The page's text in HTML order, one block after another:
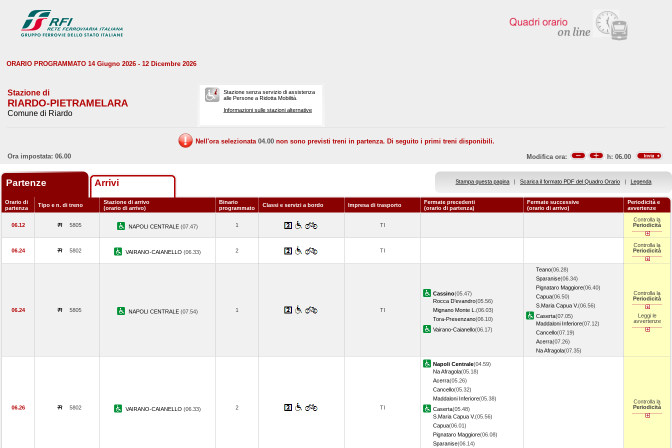
ORARIO PROGRAMMATO 14 Giugno 2026 - 12 Dicembre 2026
Stazione di
RIARDO-PIETRAMELARA
Comune di Riardo
Stazione senza servizio di assistenza
alle Persone a Ridotta Mobilità.
Informazioni sulle stazioni alternative
Nell'ora selezionata 04.00 non sono previsti treni in partenza. Di seguito i primi treni disponibili.
Ora impostata: 06.00
Modifica ora: h: 06.00
Partenze Arrivi Stampa questa pagina | Scarica il formato PDF del Quadro Orario | Legenda
Orario di
partenza
Tipo e n. di treno
Stazione di arrivo
(orario di arrivo)
Binario
programmato
Classi e servizi a bordo Impresa di trasporto
Fermate precedenti
(orario di partenza)
Fermate successive
(orario di arrivo)
Periodicità e
avvertenze
06.12 5805 NAPOLI CENTRALE (07.47) 1 TI
Controlla la
Periodicità
06.24 5802 VAIRANO-CAIANELLO (06.33) 2 TI
Controlla la
Periodicità
06.24 5805 NAPOLI CENTRALE (07.54) 1 TI
Cassino(05.47)
Rocca D'evandro(05.56)
Mignano Monte L. (06.03)
Tora-Presenzano(06.10)
Vairano-Caianello(06.17)
Teano(06.28)
Sparanise(06.34)
Pignataro Maggiore(06.40)
Capua(06.50)
S.Maria Capua V.(06.56)
Caserta(07.05)
Maddaloni Inferiore(07.12)
Cancello(07.19)
Acerra(07.26)
Na Afragola(07.35)
Controlla la
Periodicità
Leggi le
avvertenze
06.26 5802 VAIRANO-CAIANELLO (06.33) 2 TI
Napoli Centrale(04.59)
Na Afragola(05.18)
Acerra(05.26)
Cancello(05.32)
Maddaloni Inferiore(05.38)
Caserta(05.48)
S.Maria Capua V.(05.56)
Capua(06.01)
Pignataro Maggiore(06.08)
Sparanise(06.14)
Controlla la
Periodicità